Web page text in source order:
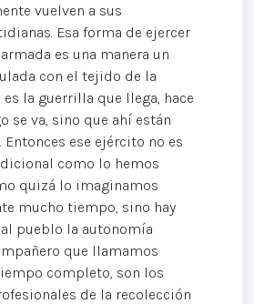
vuelven a sus
Esa forma de ejercer
es una manera un
con el tejido de la
la guerrilla que llega, hace
se va, sino que ahí están
ese ejército no es
como lo hemos
quizá lo imaginamos
mucho tiempo, sino hay
pueblo la autonomía
que llamamos
completo, son los
de la recolección